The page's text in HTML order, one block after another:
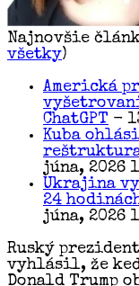
Najnovšie
všetky)
Americká
ChatGPT -
Kuba
júna, 2026
Ukrajina
24
júna, 2026
Ruský
vyhlásil, že
Donald Trump